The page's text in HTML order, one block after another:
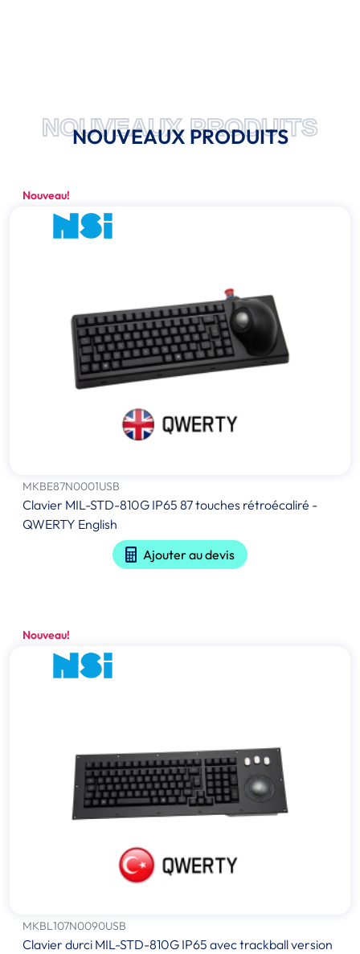
NOUVEAUX PRODUITS
NOUVEAUX PRODUITS
Nouveau!
MKBE87N0001USB
Clavier MIL-STD-810G IP65 87 touches rétroécaliré -
QWERTY English
Ajouter au devis
Nouveau!
MKBL107N0090USB
Clavier durci MIL-STD-810G IP65 avec trackball version